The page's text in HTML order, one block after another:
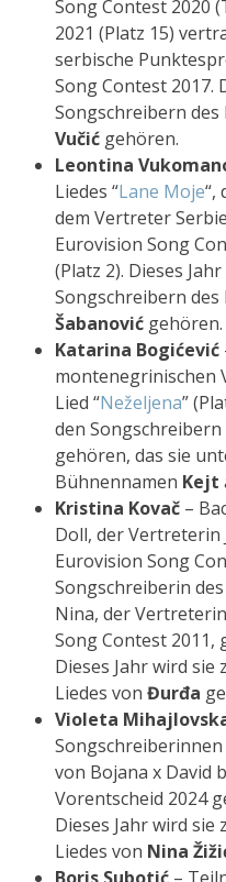
Song Contest 2020
2021 (Platz 15)
serbische
Song Contest 2017.
Songschreibern des
Vučić gehören.
Leontina
Liedes “Lane Moje“,
dem Vertreter
Eurovision Song
(Platz 2). Dieses
Songschreibern des
Šabanović gehören.
Katarina Bogićević
montenegrinischen
Lied “Neželjena”
den
gehören, das sie
Bühnennamen Kejt
Kristina Kovač –
Doll, der Vertreterin
Eurovision Song
Songschreiberin des
Nina, der
Song Contest 2011,
Dieses Jahr wird sie
Liedes von Đurđa
Violeta
Songschreiberinnen
von Bojana x David
Vorentscheid 2024
Dieses Jahr wird sie
Liedes von Nina